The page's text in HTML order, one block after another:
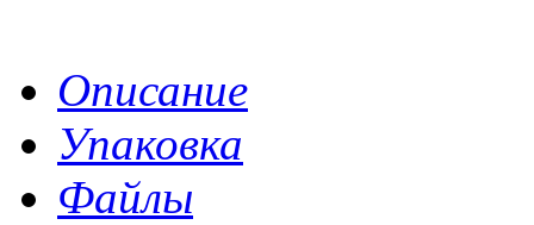
Описание
Упаковка
Файлы